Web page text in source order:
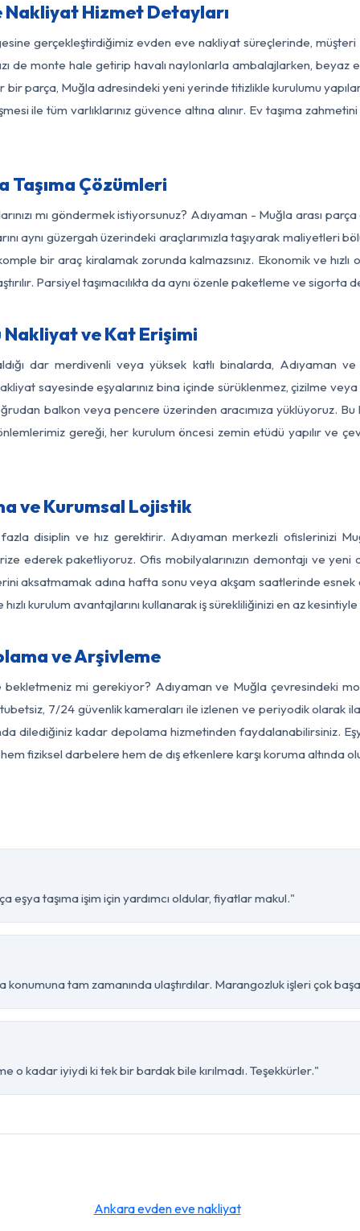
Nakliyat Hizmet Detayları
gerçekleştirdiğimiz evden eve nakliyat süreçlerinde,
de monte hale getirip havalı naylonlarla ambalajlarken, beyaz
bir parça, Muğla adresindeki yeni yerinde titizlikle kurulumu
ile tüm varlıklarınız güvence altına alınır. Ev taşıma
Taşıma Çözümleri
mı göndermek istiyorsunuz? Adıyaman - Muğla arası
aynı güzergah üzerindeki araçlarımızla taşıyarak maliyetleri
bir araç kiralamak zorunda kalmazsınız. Ekonomik ve hızlı
Parsiyel taşımacılıkta da aynı özenle paketleme ve sigorta
Nakliyat ve Kat Erişimi
dar merdivenli veya yüksek katlı binalarda, Adıyaman
sayesinde eşyalarınız bina içinde sürüklenmez, çizilme
balkon veya pencere üzerinden aracımıza yüklüyoruz.
önlemlerimiz gereği, her kurulum öncesi zemin etüdü yapılır ve
ve Kurumsal Lojistik
fazla disiplin ve hız gerektirir. Adıyaman merkezli ofislerinizi
ederek paketliyoruz. Ofis mobilyalarınızın demontajı ve yeni
aksatmamak adına hafta sonu veya akşam saatlerinde esnek
kurulum avantajlarını kullanarak iş sürekliliğinizi en az
ve Arşivleme
bekletmeniz mi gerekiyor? Adıyaman ve Muğla çevresindeki
7/24 güvenlik kameraları ile izlenen ve periyodik olarak
dilediğiniz kadar depolama hizmetinden faydalanabilirsiniz.
fiziksel darbelere hem de dış etkenlere karşı koruma altında
eşya taşıma işim için yardımcı oldular, fiyatlar makul."
tam zamanında ulaştırdılar. Marangozluk işleri çok
o kadar iyiydi ki tek bir bardak bile kırılmadı. Teşekkürler."
Ankara evden eve nakliyat